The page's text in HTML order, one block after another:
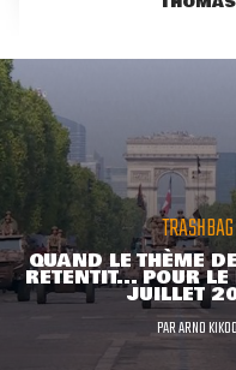
TRASHBAG
QUAND LE THÈME
RETENTIT... POUR
JUILLET
PARARNO KIKOO